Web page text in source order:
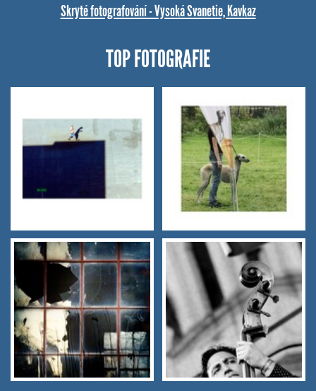
Skryté fotografování - Vysoká Svanetie, Kavkaz
TOP FOTOGRAFIE